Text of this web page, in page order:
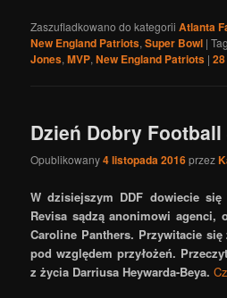
Zaszufladkowano do kategorii Atlanta
New England Patriots,Super Bowl |
Jones,MVP,New England Patriots |28
Dzień Dobry Football
Opublikowany4 listopada 2016przez
W dzisiejszym DDF dowiecie
Revisa sądzą anonimowi agenci,
Caroline Panthers. Przywitacie
pod względem przyłożeń.
z życia Darriusa Heywarda-Beya.